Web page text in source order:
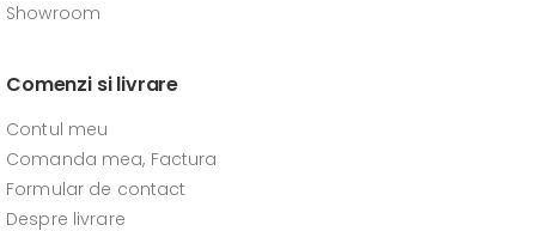
Showroom
Comenzi si livrare
Contul meu
Comanda mea, Factura
Formular de contact
Despre livrare